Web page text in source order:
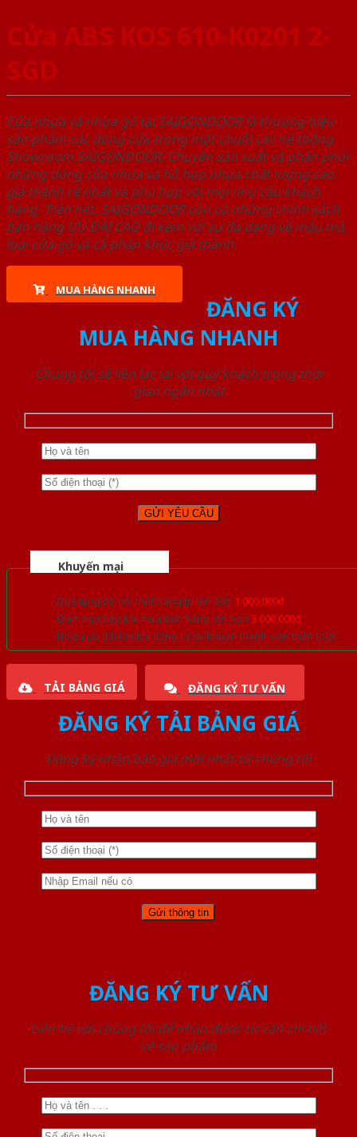
Cửa ABS KOS 610-K0201 2-
SGD
Cửa nhựa và nhựa gỗ tại SAIGONDOOR là thương hiệu
sản phẩm các dòng cửa trong một chuỗi các hệ thống
Showroom SAIGONDOOR. Chuyên sản xuất và phân phối
những dòng cửa nhựa và hỗ hợp nhựa chất lượng cao,
giá thành rẻ nhất và phù hợp với mọi nhu cầu khách
hàng. Trên hết, SAIGONDOOR còn có những chính sách
bán hàng ƯU ĐÃI CAO đi kèm với sự đa dạng về mẫu mã,
loại cửa gỗ và cả phân khúc giá thành.
MUA HÀNG NHANH
ĐĂNG KÝ
MUA HÀNG NHANH
Chúng tôi sẽ liên lạc lại với quý khách trong thời
gian ngắn nhất
Khuyến mại
Quà tặng đồ nội thất trang trí lên đến 1.000.000đ
Giảm trực tiếp khi mua đơn hàng lớn hơn 3.000.000đ
Nhiều ưu đãi lớn khi đăng ký tài khoản thành viên thân thiết
TẢI BẢNG GIÁ ĐĂNG KÝ TƯ VẤN
ĐĂNG KÝ TẢI BẢNG GIÁ
Đăng ký nhận báo giá mới nhất từ chúng tôi
ĐĂNG KÝ TƯ VẤN
Liên hệ với chúng tôi để nhận được tư vấn chi tiết
về sản phẩm